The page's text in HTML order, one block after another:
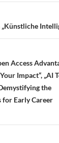
Access
Impact“, „AI
the
for Early Career